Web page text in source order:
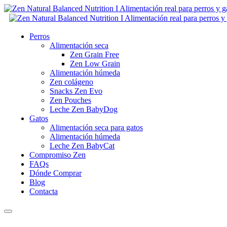
Perros
Alimentación seca
Zen Grain Free
Zen Low Grain
Alimentación húmeda
Zen colágeno
Snacks Zen Evo
Zen Pouches
Leche Zen BabyDog
Gatos
Alimentación seca para gatos
Alimentación húmeda
Leche Zen BabyCat
Compromiso Zen
FAQs
Dónde Comprar
Blog
Contacta